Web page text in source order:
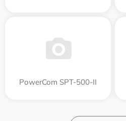
PowerCom SPT-500-II